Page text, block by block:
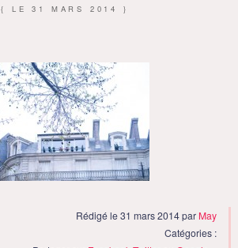
{ LE31 MARS 2014 }
Rédigé le 31 mars 2014 par May
Catégories :